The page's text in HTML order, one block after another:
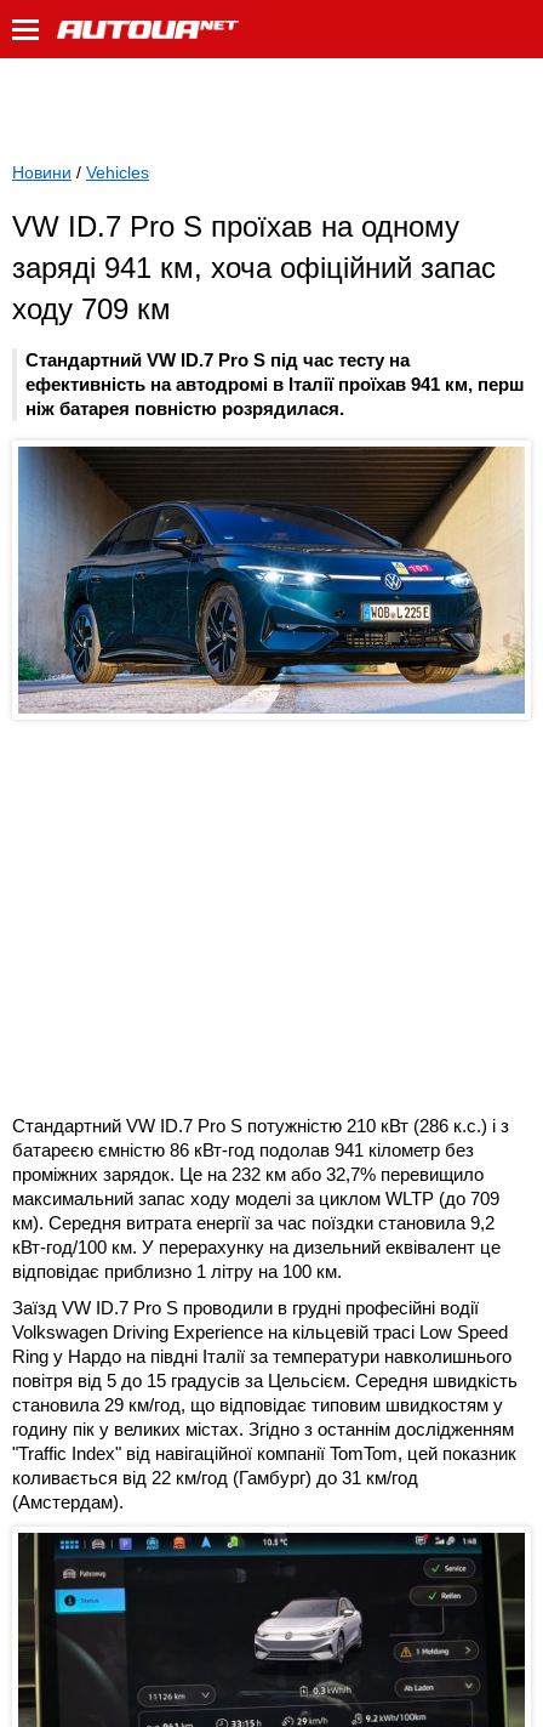
Новини / Vehicles
VW ID.7 Pro S проїхав на одному
заряді 941 км, хоча офіційний запас
ходу 709 км
Стандартний VW ID.7 Pro S під час тесту на
ефективність на автодромі в Італії проїхав 941 км, перш
ніж батарея повністю розрядилася.
Стандартний VW ID.7 Pro S потужністю 210 кВт (286 к.с.) і з
батареєю ємністю 86 кВт-год подолав 941 кілометр без
проміжних зарядок. Це на 232 км або 32,7% перевищило
максимальний запас ходу моделі за циклом WLTP (до 709
км). Середня витрата енергії за час поїздки становила 9,2
кВт-год/100 км. У перерахунку на дизельний еквівалент це
відповідає приблизно 1 літру на 100 км.
Заїзд VW ID.7 Pro S проводили в грудні професійні водії
Volkswagen Driving Experience на кільцевій трасі Low Speed
Ring у Нардо на півдні Італії за температури навколишнього
повітря від 5 до 15 градусів за Цельсієм. Середня швидкість
становила 29 км/год, що відповідає типовим швидкостям у
годину пік у великих містах. Згідно з останнім дослідженням
"Traffic Index" від навігаційної компанії TomTom, цей показник
коливається від 22 км/год (Гамбург) до 31 км/год
(Амстердам).